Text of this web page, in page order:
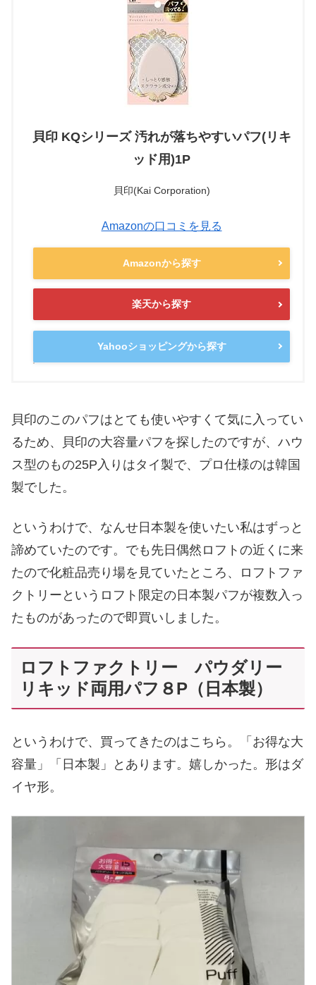
貝印 KQシリーズ 汚れが落ちやすいパフ(リキ
ッド用)1P
貝印(Kai Corporation)
Amazonの口コミを見る
Amazonから探す
楽天から探す
Yahooショッピングから探す
貝印のこのパフはとても使いやすくて気に入ってい
るため、貝印の大容量パフを探したのですが、ハウ
ス型のもの25P入りはタイ製で、プロ仕様のは韓国
製でした。
というわけで、なんせ日本製を使いたい私はずっと
諦めていたのです。でも先日偶然ロフトの近くに来
たので化粧品売り場を見ていたところ、ロフトファ
クトリーというロフト限定の日本製パフが複数入っ
たものがあったので即買いしました。
ロフトファクトリー パウダリー
リキッド両用パフ８P（日本製）
というわけで、買ってきたのはこちら。「お得な大
容量」「日本製」とあります。嬉しかった。形はダ
イヤ形。